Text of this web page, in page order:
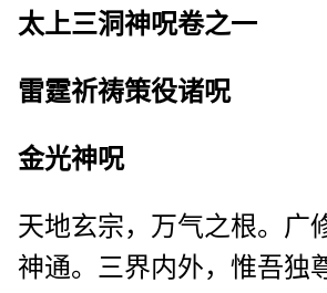
太上三洞神呪卷之一
雷霆祈祷策役诸呪
金光神呪
天地玄宗，万气之根。广
神通。三界内外，惟吾独